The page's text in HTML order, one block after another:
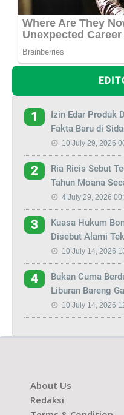
1
Izin Edar Produk
Fakta Baru di
10|July 29, 2026
2
Ria Ricis Sebut
Tahun Moana
4|July 29, 2026
3
Kuasa Hukum
Disebut Alami
10|July 14, 2026
4
Bukan Cuma
Liburan Bareng
10|July 14, 2026
About Us
Redaksi